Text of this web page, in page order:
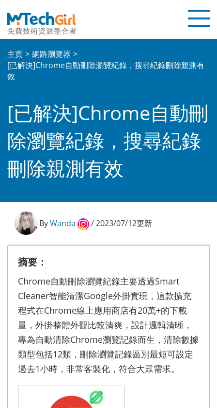
免費技術資源整合者
首頁
教學文章
聯繫我們
關於本站
優惠碼
主頁
網路瀏覽器
[已解決]Chrome自動刪除瀏覽紀錄，搜尋紀錄刪除親測有
效
[已解決]Chrome自動刪
除瀏覽紀錄，搜尋紀錄
刪除親測有效
ByWanda / 2023/07/12更新
摘要：
Chrome自動刪除瀏覽紀錄主要透過Smart
Cleaner智能清潔Google外掛實現，這款擴充
程式在Chrome線上應用商店有20萬+的下載
量，外掛整體外觀比較清爽，設計邏輯清晰，
專為自動清除Chrome瀏覽記錄而生，清除數據
類型包括12類，刪除瀏覽記錄區別最短可設定
過去1小時，非常客製化，符合大眾需求。